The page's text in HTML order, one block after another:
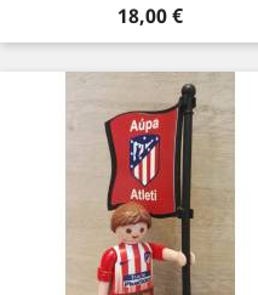
Precio
18,00 €